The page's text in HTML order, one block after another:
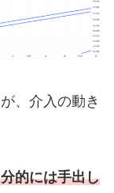
、介入の動き
的には手出し